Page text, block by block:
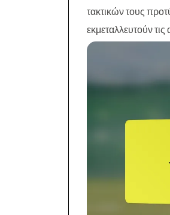
τακτικών τους
εκμεταλλευτούν